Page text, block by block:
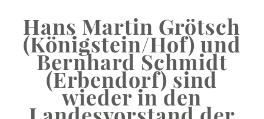
Hans Martin Grötsch
(Königstein/Hof) und
Bernhard Schmidt
(Erbendorf) sind
wieder in den